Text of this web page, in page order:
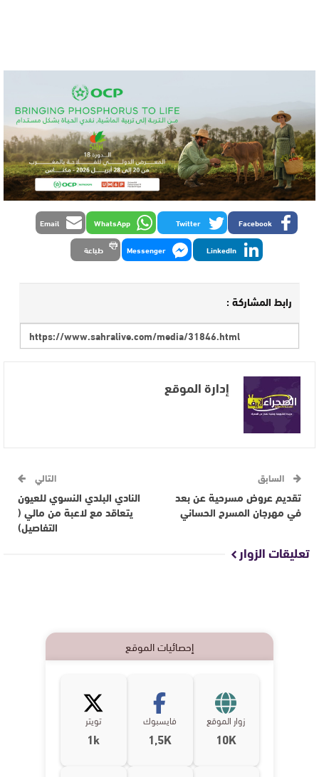
Facebook
Twitter
WhatsApp
Email
LinkedIn
Messenger طباعة
رابط المشاركة :
إدارة الموقع
السابق
تقديم عروض مسرحية عن بعد
في مهرجان المسرح الحساني
التالي
النادي البلدي النسوي للعيون
يتعاقد مع لاعبة من مالي (
التفاصيل)
تعليقات الزوار
إحصائيات الموقع
زوار الموقع
10K
فايسبوك
1,5K
تويتر
1k